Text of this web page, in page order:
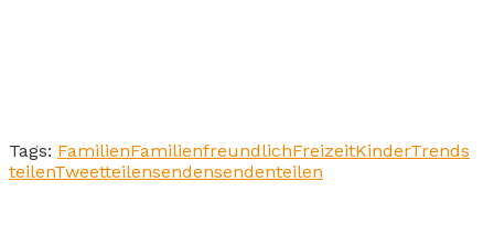
Tags: FamilienFamilienfreundlichFreizeitKinderTrends
teilenTweetteilensendensendenteilen